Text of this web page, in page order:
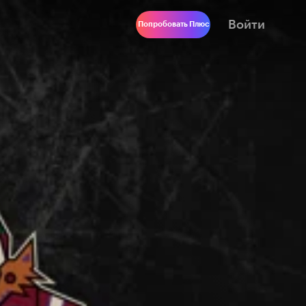
Попробовать Плюс Войти